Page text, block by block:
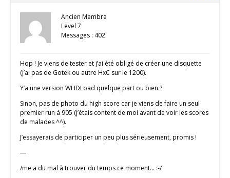
Ancien Membre
Level 7
Messages : 402
Hop ! Je viens de tester et j’ai été obligé de créer une disquette
(j’ai pas de Gotek ou autre HxC sur le 1200).
Y’a une version WHDLoad quelque part ou bien ?
Sinon, pas de photo du high score car je viens de faire un seul
premier run à 905 (j’étais content de moi avant de voir les scores
de malades ^^).
J’essayerais de participer un peu plus sérieusement, promis !
—
/me a du mal à trouver du temps ce moment… :-/